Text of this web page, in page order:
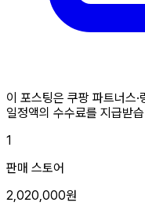
이 포스팅은 쿠팡 파트너스
일정액의 수수료를 지급받
1
판매 스토어
2,020,000원